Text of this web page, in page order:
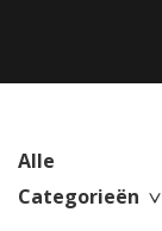
Alle
Categorieën